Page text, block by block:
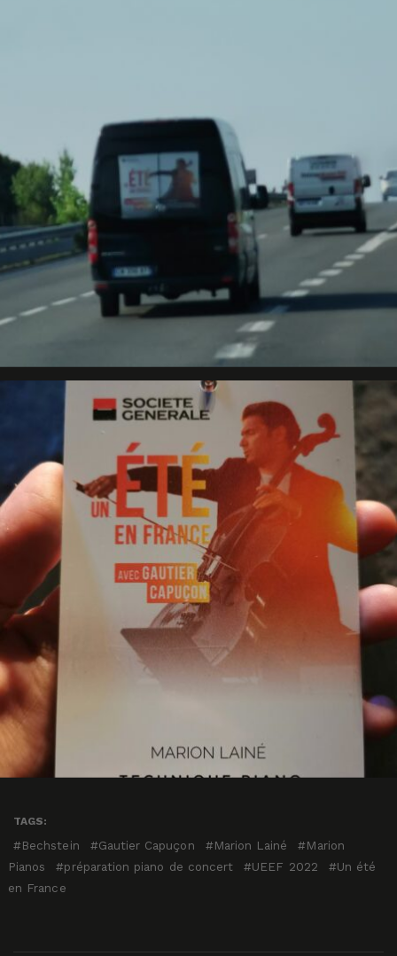
TAGS:
Bechstein Gautier Capuçon Marion Lainé
Marion
Pianos
préparation piano de concert UEEF 2022
Un été
en France